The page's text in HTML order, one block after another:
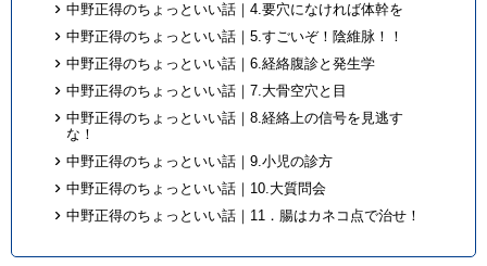
中野正得のちょっといい話｜4.要穴になければ体幹を
中野正得のちょっといい話｜5.すごいぞ！陰維脉！！
中野正得のちょっといい話｜6.経絡腹診と発生学
中野正得のちょっといい話｜7.大骨空穴と目
中野正得のちょっといい話｜8.経絡上の信号を見逃す
な！
中野正得のちょっといい話｜9.小児の診方
中野正得のちょっといい話｜10.大質問会
中野正得のちょっといい話｜11．腸はカネコ点で治せ！